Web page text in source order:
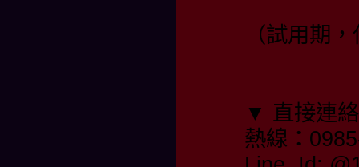
（試用期
▼ 直接連
熱線：